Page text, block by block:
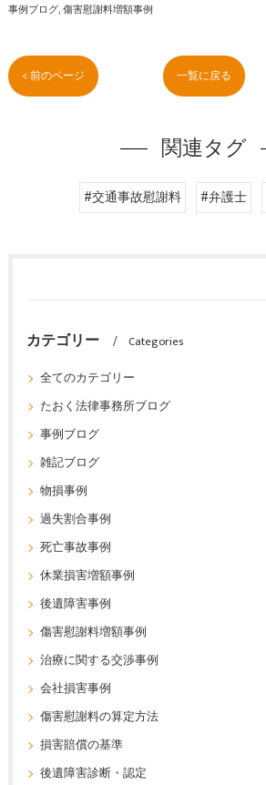
事例ブログ 傷害慰謝料増額事例
< 前のページ 一覧に戻る
関連タグ
#交通事故慰謝料 #弁護士
カテゴリー
Categories
全てのカテゴリー
たおく法律事務所ブログ
事例ブログ
雑記ブログ
物損事例
過失割合事例
死亡事故事例
休業損害増額事例
後遺障害事例
傷害慰謝料増額事例
治療に関する交渉事例
会社損害事例
傷害慰謝料の算定方法
損害賠償の基準
後遺障害診断・認定